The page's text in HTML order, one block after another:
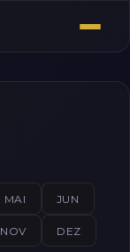
MAI JUN
NOV DEZ